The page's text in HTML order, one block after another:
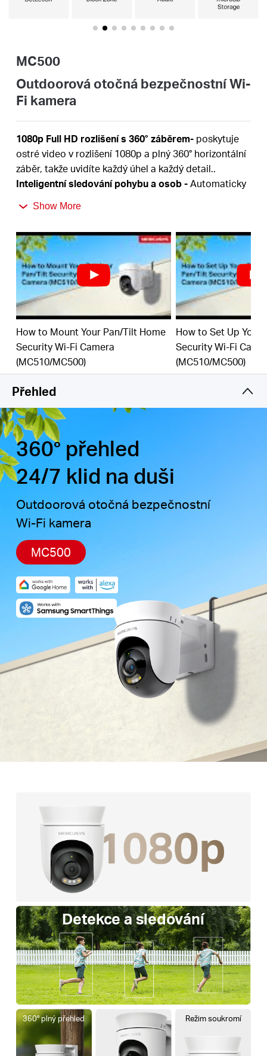
Republic
MC500
Outdoorová otočná bezpečnostní Wi-
Fi kamera
1080p Full HD rozlišení s 360° záběrem-poskytuje
ostré video v rozlišení 1080p a plný 360° horizontální
záběr, takže uvidíte každý úhel a každý detail..
Inteligentní sledování pohybu a osob-Automaticky
aktivity zůstávají v záběru.
snímky i v noci pro nepřetržitou ochranu.
Soustřeďte se na to, na čem záleží -inteligentní
detekce osob a pohybu v kombinaci s
přizpůsobitelnými zónami aktivity pomáhá odfiltrovat
irelevantní události a odesílá upozornění pouze v
případě potřeby.
Lokální & Cloudové úložiště -podporuje microSD
karty až do 512 GB a cloudové úložiště pro bezpečné
a flexibilní zálohování videa.
spolehlivý výkon v dešti, prachu nebo sněhu. Snadno
se montuje na stěny, stropy nebo sloupy.
Ochrana soukromí pomocí krytu objektivu
aktivujte kryt objektivu, když není potřeba
monitorování, abyste měli doma klid.
Show More
How to Mount Your Pan/Tilt Home
Security Wi-Fi Camera
(MC510/MC500)
How to Set Up Your
Security Wi-Fi
(MC510/MC500)
Přehled
360° přehled
24/7 klid na duši
Outdoorová otočná bezpečnostní
Wi-Fi kamera
MC500
360° plný přehled Režim soukromí
Detekce a sledování